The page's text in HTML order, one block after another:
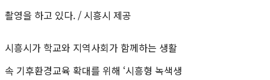
촬영을 하고 있다. / 시흥시 제공
시흥시가 학교와 지역사회가 함께하는 생활
속 기후환경교육 확대를 위해 ‘시흥형 녹색생